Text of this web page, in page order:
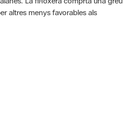
altres menys favorables als